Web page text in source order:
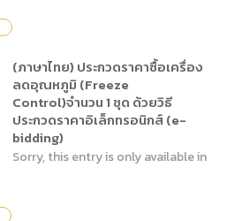
(ภาษาไทย) ประกวดราคาซื้อเครื่อง
ลดอุณหภูมิ (Freeze
Control)จำนวน 1 ชุด ด้วยวิธี
ประกวดราคาอิเล็กทรอนิกส์ (e-
bidding)
Sorry, this entry is only available in